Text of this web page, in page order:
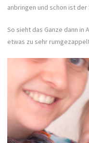
anbringen und schon ist
So sieht das Ganze dann in
etwas zu sehr